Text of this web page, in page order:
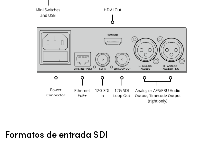
Formatos de entrada SDI